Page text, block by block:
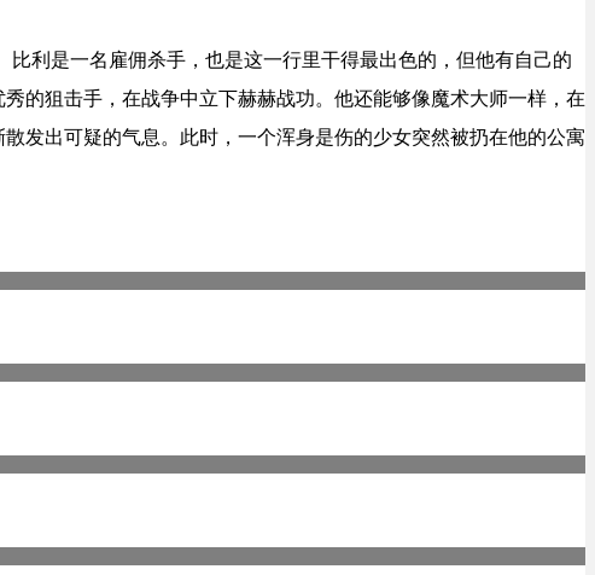
利是一名雇佣杀手，也是这一行里干得最出色的，但他有自己的
的狙击手，在战争中立下赫赫战功。他还能够像魔术大师一样，在
发出可疑的气息。此时，一个浑身是伤的少女突然被扔在他的公寓